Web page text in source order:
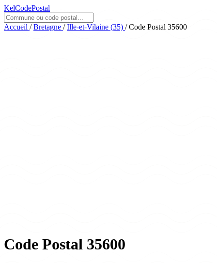
KelCodePostal
Accueil / Bretagne / Ille-et-Vilaine (35) / Code Postal 35600
Code Postal 35600